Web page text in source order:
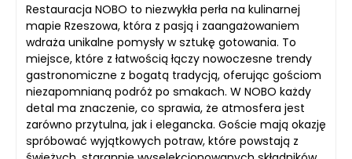
Restauracja NOBO to niezwykła perła na kulinarnej
mapie Rzeszowa, która z pasją i zaangażowaniem
wdraża unikalne pomysły w sztukę gotowania. To
miejsce, które z łatwością łączy nowoczesne trendy
gastronomiczne z bogatą tradycją, oferując gościom
niezapomnianą podróż po smakach. W NOBO każdy
detal ma znaczenie, co sprawia, że atmosfera jest
zarówno przytulna, jak i elegancka. Goście mają okazję
spróbować wyjątkowych potraw, które powstają z